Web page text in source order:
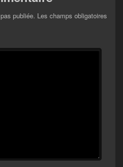
publiée. Les champs obligatoires